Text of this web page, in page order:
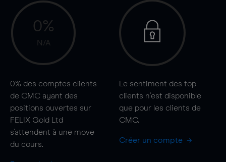
0%
N/A
0% des comptes clients
de CMC ayant des
positions ouvertes sur
FELIX Gold Ltd
s'attendent à une move
du cours.
Le sentiment des top
clients n'est disponible
que pour les clients de
CMC.
Créer un compte